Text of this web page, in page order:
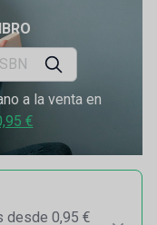
a la venta en
€
desde 0,95 €